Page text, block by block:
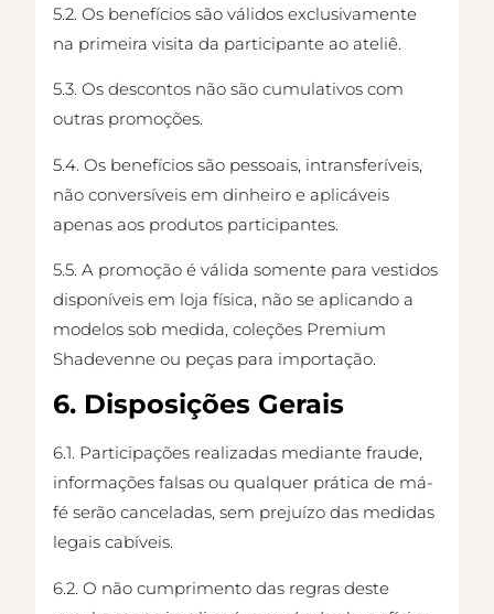
5.2. Os benefícios são válidos exclusivamente
na primeira visita da participante ao ateliê.
5.3. Os descontos não são cumulativos com
outras promoções.
5.4. Os benefícios são pessoais, intransferíveis,
não conversíveis em dinheiro e aplicáveis
apenas aos produtos participantes.
5.5. A promoção é válida somente para vestidos
disponíveis em loja física, não se aplicando a
modelos sob medida, coleções Premium
Shadevenne ou peças para importação.
6. Disposições Gerais
6.1. Participações realizadas mediante fraude,
informações falsas ou qualquer prática de má-
fé serão canceladas, sem prejuízo das medidas
legais cabíveis.
6.2. O não cumprimento das regras deste